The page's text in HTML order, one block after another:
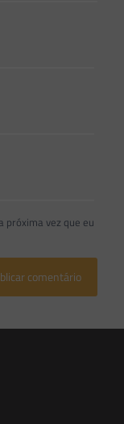
próxima vez que eu